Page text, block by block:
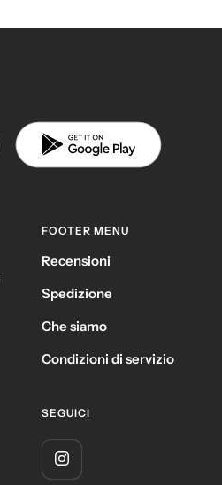
FOOTER MENU
Recensioni
Spedizione
Che siamo
Condizioni di servizio
SEGUICI